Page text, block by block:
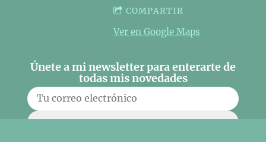
COMPARTIR
Ver en Google Maps
Únete a mi newsletter para enterarte de
todas mis novedades
SUSCRIBIRSE